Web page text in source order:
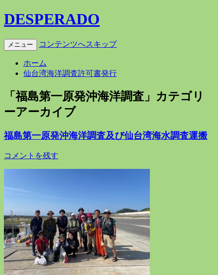
DESPERADO
メニュー コンテンツへスキップ
ホーム
仙台湾海洋調査許可書発行
「福島第一原発沖海洋調査 」カテゴリ
ーアーカイブ
福島第一原発沖海洋調査及び仙台湾海水調査運搬
コメントを残す